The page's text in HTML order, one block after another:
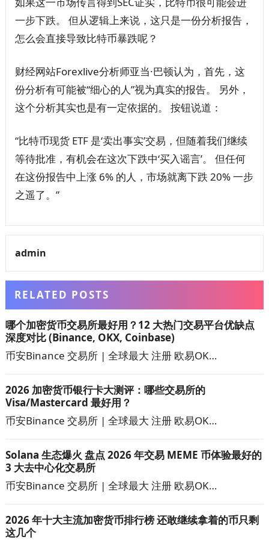
一步下跌。 但从逻辑上来说，这只是一份分析报告，
怎么会直接导致比特币暴跌呢？
财经网站Forexlive分析师亚当·巴顿认为，首先，这
份分析有可能被“细心的人”视为真实的报告。 另外，
这个分析其实也是有一定依据的。 按钮说道：
“比特币现货 ETF 是‘卖出事实’交易，但随着我们继续
等待批准，有机会在这次下跌中‘买入谣言’。 但任何
在这份报告中上涨 6% 的人，市场就离下跌 20% 一步
之遥了。”
admin
RELATED POSTS
哪个加密货币交易所最好用？12 大热门交易平台优缺点
深度对比 (Binance, OKX, Coinbase)
币安Binance 交易所 | 全球最大 注册 欧易OK…
2026 加密货币银行卡大测评：哪些交易所的
Visa/Mastercard 最好用？
币安Binance 交易所 | 全球最大 注册 欧易OK…
Solana 生态爆火 盘点 2026 年交易 MEME 币体验最好的
3 大去中心化交易所
币安Binance 交易所 | 全球最大 注册 欧易OK…
2026 年十大主流加密货币排行榜 还敢继续拿着的币只剩
这几个